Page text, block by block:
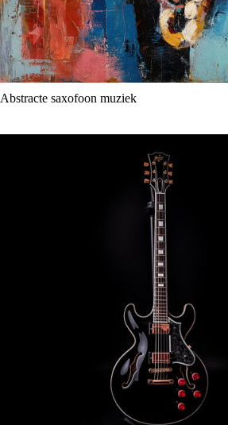
Abstracte saxofoon muziek